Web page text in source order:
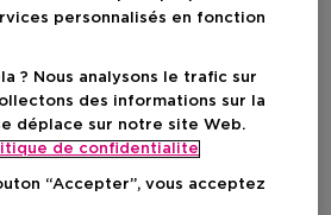
personnalisés en fonction
? Nous analysons le trafic sur
des informations sur la
déplace sur notre site Web.
de confidentialite
“Accepter”, vous acceptez